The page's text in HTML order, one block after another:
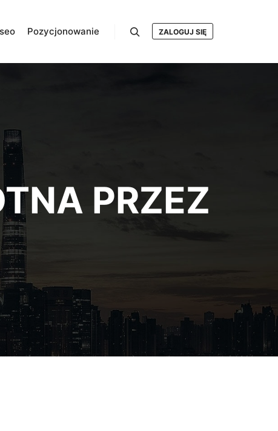
Pozycjonowanie ZALOGUJ SIĘ
PRZEZ